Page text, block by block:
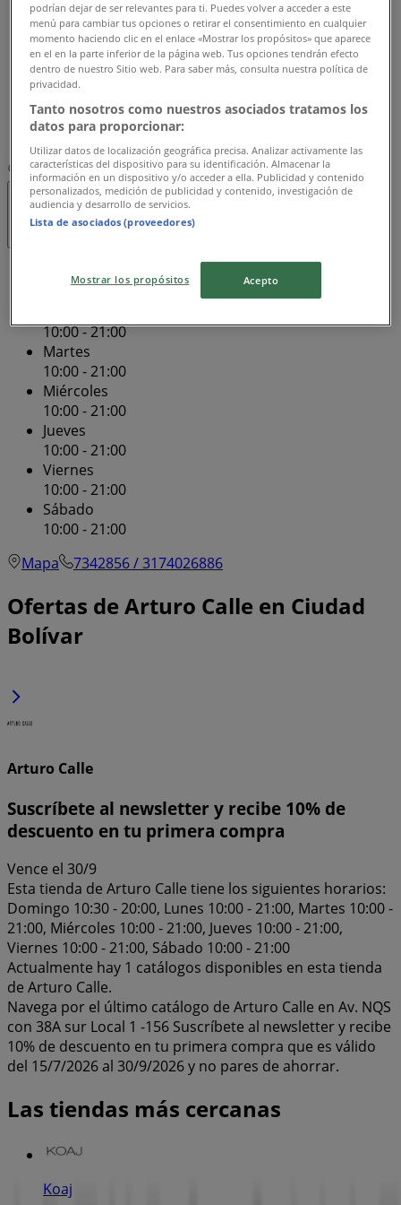
10:00 - 21:00
Jueves
10:00 - 21:00
Viernes
Sábado
10:00 - 21:00
Mapa
7342856 / 3174026886
AbiertoHasta las 21:00
Domingo
10:00 - 21:00
Martes
10:00 - 21:00
Miércoles
10:00 - 21:00
Jueves
10:00 - 21:00
Viernes
10:00 - 21:00
Sábado
10:00 - 21:00
Mapa
7342856 / 3174026886
Ofertas de Arturo Calle en Ciudad
Bolívar
Arturo Calle
Suscríbete al newsletter y recibe 10% de
descuento en tu primera compra
Vence el 30/9
Esta tienda de Arturo Calle tiene los siguientes horarios:
Domingo 10:30 - 20:00, Lunes 10:00 - 21:00, Martes 10:00 -
21:00, Miércoles 10:00 - 21:00, Jueves 10:00 - 21:00,
Viernes 10:00 - 21:00, Sábado 10:00 - 21:00
Actualmente hay 1 catálogos disponibles en esta tienda
de Arturo Calle.
Navega por el último catálogo de Arturo Calle en Av. NQS
con 38A sur Local 1 -156 Suscríbete al newsletter y recibe
10% de descuento en tu primera compra que es válido
del 15/7/2026 al 30/9/2026 y no pares de ahorrar.
Las tiendas más cercanas
Koaj
podrían dejar de ser relevantes para ti. Puedes volver a acceder a este
menú para cambiar tus opciones o retirar el consentimiento en cualquier
momento haciendo clic en el enlace «Mostrar los propósitos» que aparece
en el en la parte inferior de la página web. Tus opciones tendrán efecto
dentro de nuestro Sitio web. Para saber más, consulta nuestra política de
privacidad.
Tanto nosotros como nuestros asociados tratamos los
datos para proporcionar:
Utilizar datos de localización geográfica precisa. Analizar activamente las
características del dispositivo para su identificación. Almacenar la
información en un dispositivo y/o acceder a ella. Publicidad y contenido
personalizados, medición de publicidad y contenido, investigación de
audiencia y desarrollo de servicios.
Lista de asociados (proveedores)
Mostrar los propósitos Acepto